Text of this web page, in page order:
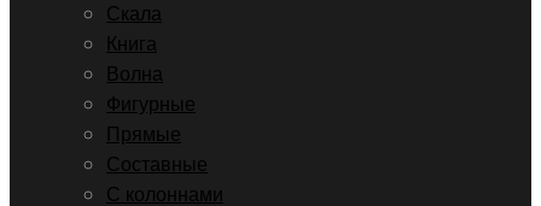
Скала
Книга
Волна
Фигурные
Прямые
Составные
С колоннами